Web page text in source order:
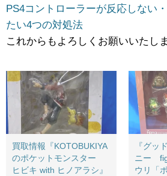
PS4コントローラーが反応しない
たい4つの対処法
これからもよろしくお願いいたしま
買取情報『KOTOBUKIYA
のポケットモンスター
ヒビキ ​with ​ヒノアラシ』
『グッ
ニー
ウリ「